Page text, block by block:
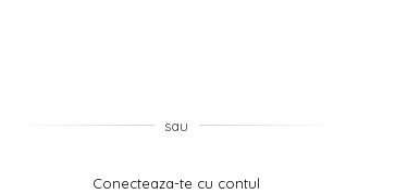
sau
Conecteaza-te cu contul